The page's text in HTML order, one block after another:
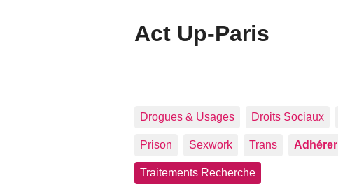
Act Up-Paris
Drogues & Usages Droits Sociaux
Prison Sexwork Trans Adhérer
Traitements Recherche